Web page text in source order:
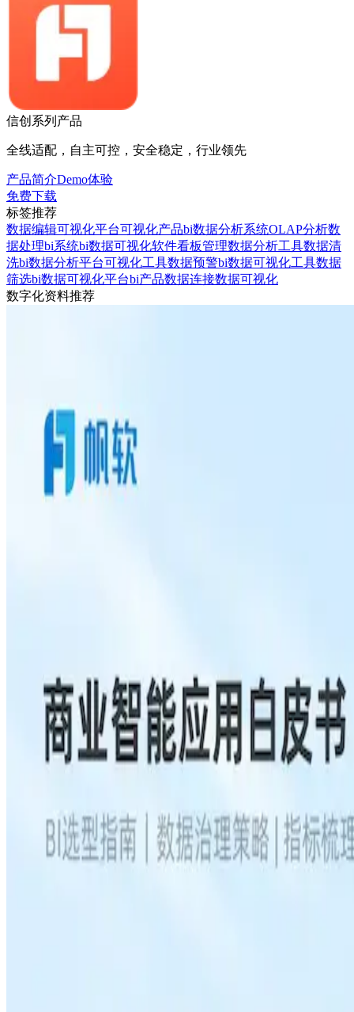
信创系列产品
全线适配，自主可控，安全稳定，行业领先
产品简介Demo体验
免费下载
标签推荐
数据编辑可视化平台可视化产品bi数据分析系统OLAP分析数
据处理bi系统bi数据可视化软件看板管理数据分析工具数据清
洗bi数据分析平台可视化工具数据预警bi数据可视化工具数据
筛选bi数据可视化平台bi产品数据连接数据可视化
数字化资料推荐